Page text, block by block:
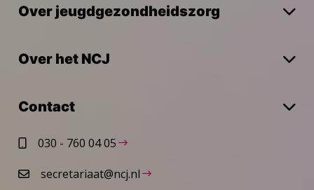
Over jeugdgezondheidszorg
Over het NCJ
Contact
030 - 760 04 05
secretariaat@ncj.nl